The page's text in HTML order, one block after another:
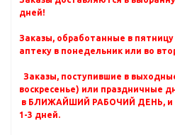
дней!
Заказы, обработанные в
аптеку в понедельник или во
Заказы, поступившие в
воскресенье) или праздничные
в БЛИЖАЙШИЙ РАБОЧИЙ ДЕНЬ, и
1-3 дней.